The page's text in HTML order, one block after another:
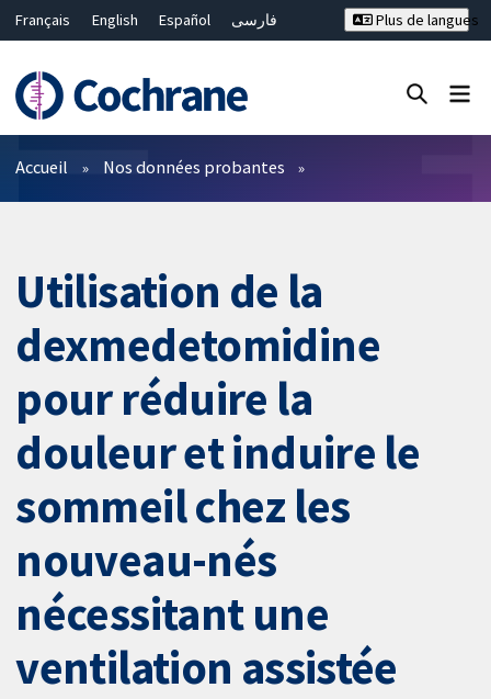
Français English Español
فارسی
Bahasa Malaysia
ไทย
繁體中文
简体中文
Plus de langues
Filtres
Accueil Nos données probantes
Utilisation de la
dexmedetomidine
pour réduire la
douleur et induire le
sommeil chez les
nouveau-nés
nécessitant une
ventilation assistée